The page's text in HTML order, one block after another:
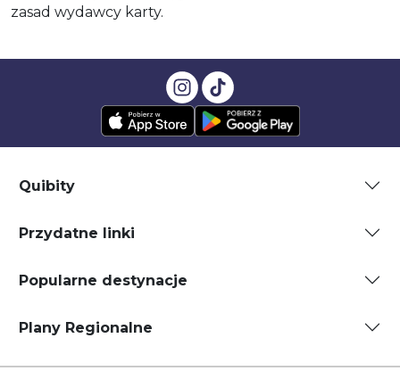
zasad wydawcy karty.
Quibity
Przydatne linki
Popularne destynacje
Plany Regionalne